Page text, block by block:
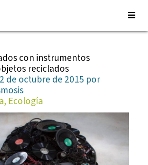
con instrumentos
reciclados
de octubre de 2015 por
Ecología